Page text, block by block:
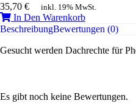
35,70 € inkl. 19% MwSt.
In Den Warenkorb
BeschreibungBewertungen (0)
Gesucht werden Dachrechte für
Es gibt noch keine Bewertungen.